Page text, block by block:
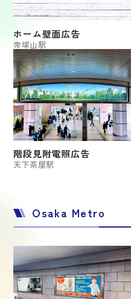
ホーム壁面広告
帝塚山駅
階段見附電照広告
天下茶屋駅
Osaka Metro